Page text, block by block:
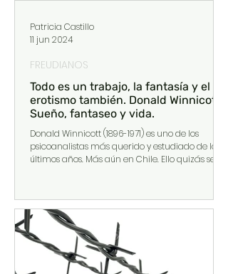
Todo es un trabajo, la fantasía y el
erotismo también. Donald Winnicott:
Sueño, fantaseo y vida.
Donald Winnicott (1896-1971) es uno de los
psicoanalistas más querido y estudiado de los
últimos años. Más aún en Chile. Ello quizás se
FREUDIANOS
Patricia Castillo
11 jun 2024